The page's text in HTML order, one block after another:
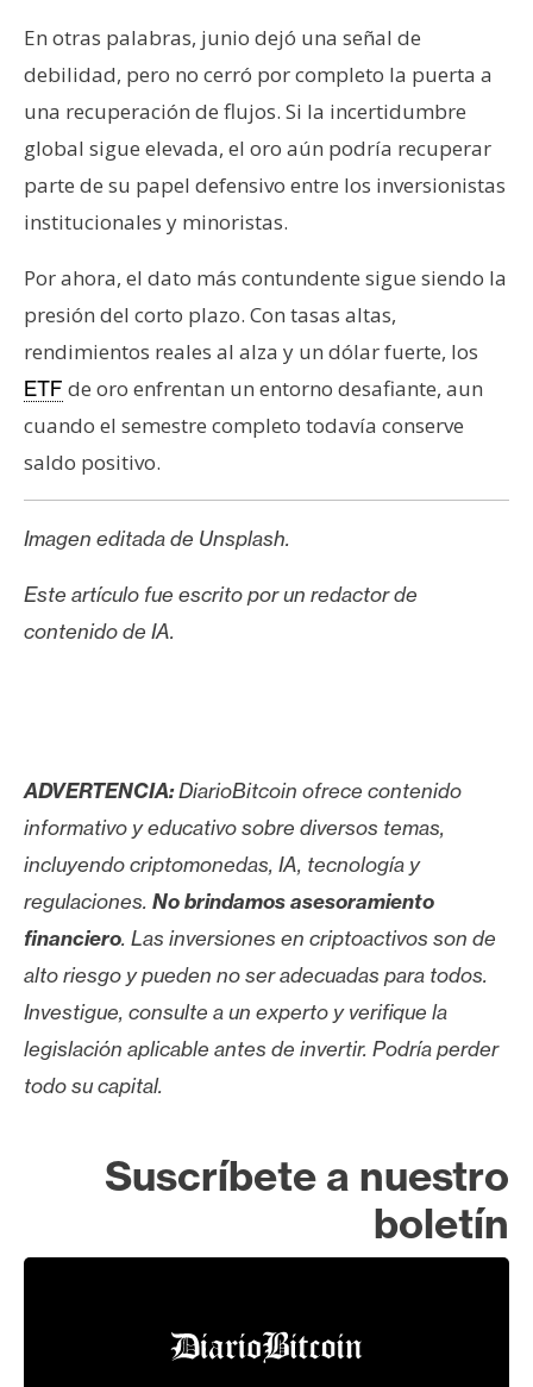
En otras palabras, junio dejó una señal de
debilidad, pero no cerró por completo la puerta a
una recuperación de flujos. Si la incertidumbre
global sigue elevada, el oro aún podría recuperar
parte de su papel defensivo entre los inversionistas
institucionales y minoristas.
Por ahora, el dato más contundente sigue siendo la
presión del corto plazo. Con tasas altas,
rendimientos reales al alza y un dólar fuerte, los
ETF de oro enfrentan un entorno desafiante, aun
cuando el semestre completo todavía conserve
saldo positivo.
Imagen editada de Unsplash.
Este artículo fue escrito por un redactor de
contenido de IA.
ADVERTENCIA:DiarioBitcoin ofrece contenido
informativo y educativo sobre diversos temas,
incluyendo criptomonedas, IA, tecnología y
regulaciones. No brindamos asesoramiento
financiero. Las inversiones en criptoactivos son de
alto riesgo y pueden no ser adecuadas para todos.
Investigue, consulte a un experto y verifique la
legislación aplicable antes de invertir. Podría perder
todo su capital.
Suscríbete a nuestro
boletín